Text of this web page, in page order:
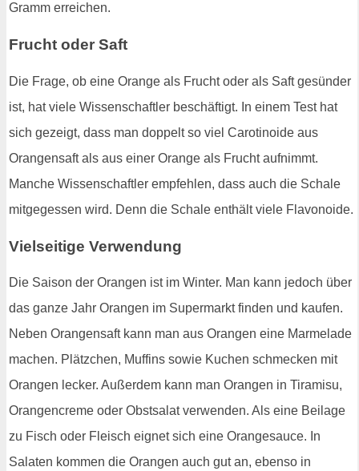
Gramm erreichen.
Frucht oder Saft
Die Frage, ob eine Orange als Frucht oder als Saft gesünder
ist, hat viele Wissenschaftler beschäftigt. In einem Test hat
sich gezeigt, dass man doppelt so viel Carotinoide aus
Orangensaft als aus einer Orange als Frucht aufnimmt.
Manche Wissenschaftler empfehlen, dass auch die Schale
mitgegessen wird. Denn die Schale enthält viele Flavonoide.
Vielseitige Verwendung
Die Saison der Orangen ist im Winter. Man kann jedoch über
das ganze Jahr Orangen im Supermarkt finden und kaufen.
Neben Orangensaft kann man aus Orangen eine Marmelade
machen. Plätzchen, Muffins sowie Kuchen schmecken mit
Orangen lecker. Außerdem kann man Orangen in Tiramisu,
Orangencreme oder Obstsalat verwenden. Als eine Beilage
zu Fisch oder Fleisch eignet sich eine Orangesauce. In
Salaten kommen die Orangen auch gut an, ebenso in